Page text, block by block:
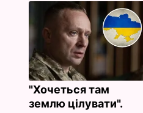
"Хочеться там
землю цілувати".